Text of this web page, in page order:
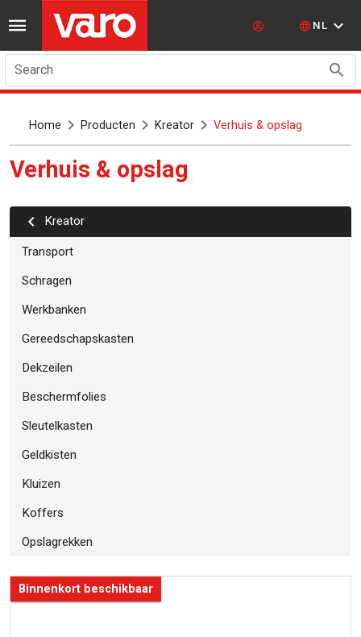
NL
Search
Home Producten Kreator Verhuis & opslag
Verhuis & opslag
kreator
Transport
Schragen
Werkbanken
Gereedschapskasten
Dekzeilen
Beschermfolies
Sleutelkasten
Geldkisten
Kluizen
Koffers
Opslagrekken
Binnenkort beschikbaar